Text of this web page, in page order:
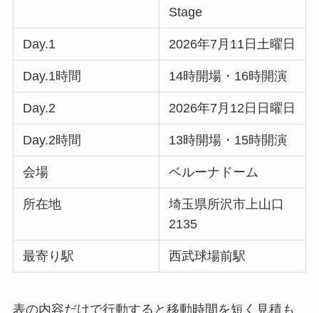
Stage
Day.1 2026年7月11日土曜日
Day.1時間 14時開場・16時開演
Day.2 2026年7月12日日曜日
Day.2時間 13時開場・15時開演
会場 ベルーナドーム
所在地
埼玉県所沢市上山口
2135
最寄り駅 西武球場前駅
表の内容だけで行動すると移動時間を短く見積も